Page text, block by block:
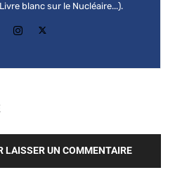
blanc sur le Nucléaire...).
LAISSER UN COMMENTAIRE